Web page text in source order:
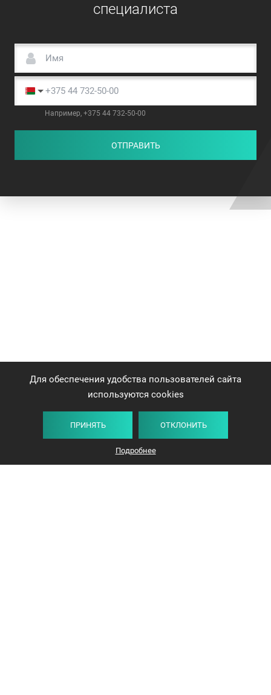
специалиста
Например, +375 44 732-50-00
ОТПРАВИТЬ
Для обеспечения удобства пользователей сайта
используются cookies
ПРИНЯТЬ ОТКЛОНИТЬ
Подробнее